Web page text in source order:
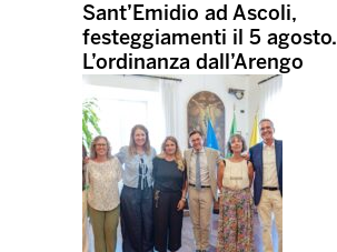
Sant’Emidio ad Ascoli,
festeggiamenti il 5 agosto.
L’ordinanza dall’Arengo